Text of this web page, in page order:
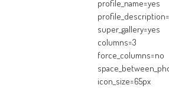
profile_name=yes
super_gallery=yes
columns=3
force_columns=no
icon_size=65px